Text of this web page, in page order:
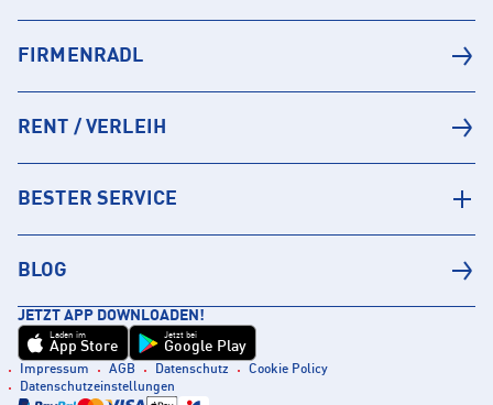
FIRMENRADL
RENT / VERLEIH
BESTER SERVICE
BLOG
JETZT APP DOWNLOADEN!
Laden im
App Store
Jetzt bei
Google Play
Impressum AGB Datenschutz
Cookie Policy
Datenschutzeinstellungen